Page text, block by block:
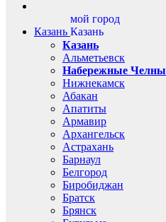
Казань
мой город
Казань
Казань
Альметьевск
Набережные Челны
Нижнекамск
Абакан
Апатиты
Армавир
Архангельск
Астрахань
Барнаул
Белгород
Биробиджан
Братск
Брянск